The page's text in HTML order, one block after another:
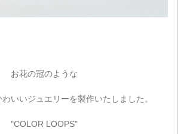
お花の冠のような
いいジュエリーを製作いたしました。
"COLOR LOOPS"